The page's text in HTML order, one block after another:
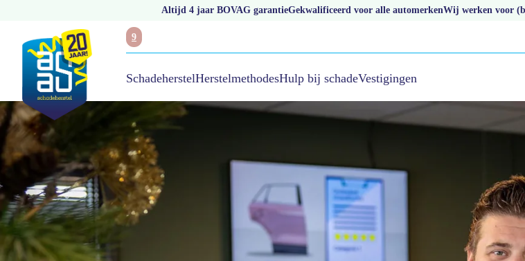
Altijd 4 jaar BOVAG garantieGekwalificeerd voor alle automerkenWij werken voor
9
SchadeherstelHerstelmethodesHulp bij schadeVestigingen
Receptionist